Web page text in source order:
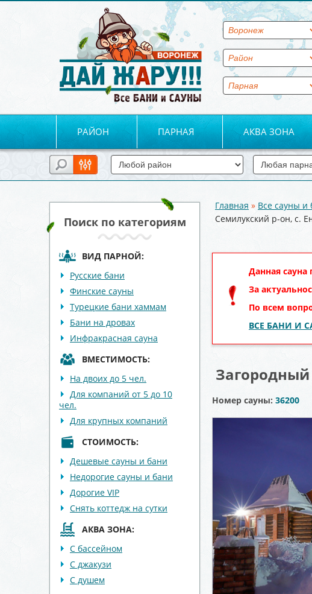
РАЙОН ПАРНАЯ АКВА ЗОНА
Поиск по категориям
ВИД ПАРНОЙ:
Русские бани
Финские сауны
Турецкие бани хаммам
Бани на дровах
Инфракрасная сауна
ВМЕСТИМОСТЬ:
На двоих до 5 чел.
Для компаний от 5 до 10
чел.
Для крупных компаний
СТОИМОСТЬ:
Дешевые сауны и бани
Недорогие сауны и бани
Дорогие VIP
Снять коттедж на сутки
АКВА ЗОНА:
С бассейном
С джакузи
С душем
Вы здесь
Главная » Все сауны и
Семилукский р-он, с.
Данная сауна
За
По всем
ВСЕ БАНИ И
Номер сауны: 36200